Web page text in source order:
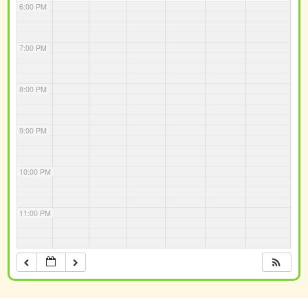
6:00 PM
7:00 PM
8:00 PM
9:00 PM
10:00 PM
11:00 PM